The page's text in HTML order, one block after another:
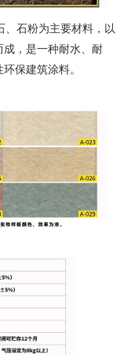
石粉为主要材料，以
，是一种耐水、耐
保建筑涂料。